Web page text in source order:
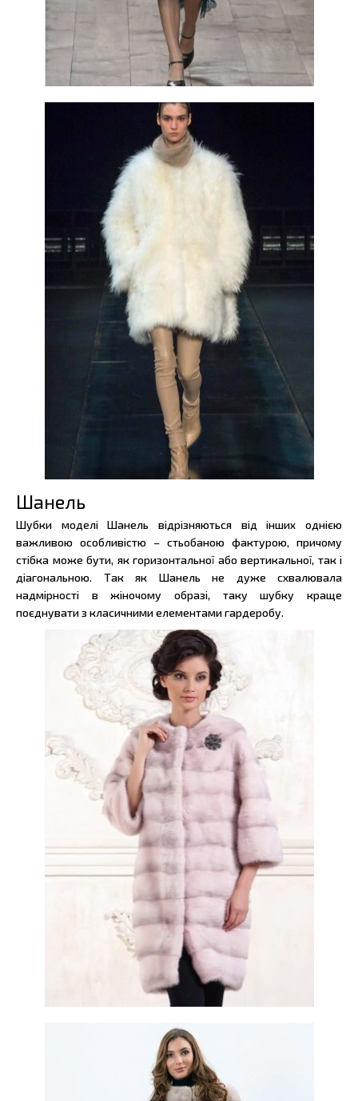
Шанель
Шубки моделі Шанель відрізняються від інших однією
важливою особливістю – стьобаною фактурою, причому
стібка може бути, як горизонтальної або вертикальної, так і
діагональною. Так як Шанель не дуже схвалювала
надмірності в жіночому образі, таку шубку краще
поєднувати з класичними елементами гардеробу.